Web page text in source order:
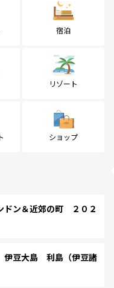
宿泊
リゾート
ショップ
ン＆近郊の町 ２０２
豆大島 利島（伊豆諸